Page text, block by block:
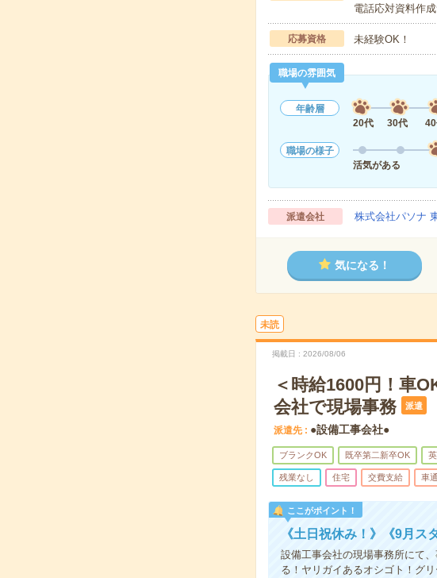
電話応対資料作
応募資格 未経験OK！
職場の雰囲気
年齢層
20代
30代
職場の様子
活気がある
派遣会社 株式会社パソナ
気になる！
未読
掲載日 2026/08/06
＜時給1600円！車
会社で現場事務
派遣
派遣先 ●設備工事会社●
ブランクOK 既卒第二新卒OK
残業なし 住宅 交費支給 車
ここがポイント！
《土日祝休み！》《9月ス
設備工事会社の現場事務所にて
る！ヤリガイあるオシゴト！グ